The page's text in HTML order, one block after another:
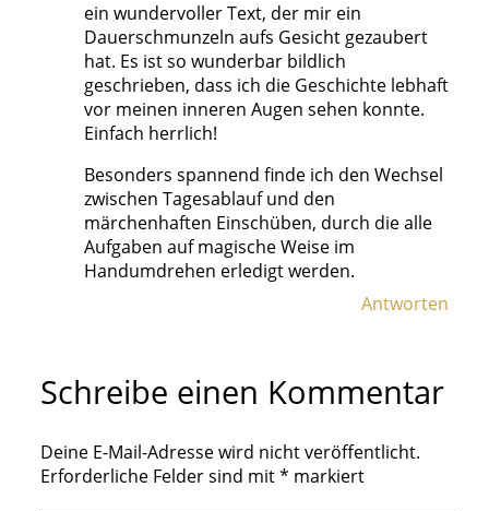
ein wundervoller Text, der mir ein
Dauerschmunzeln aufs Gesicht gezaubert
hat. Es ist so wunderbar bildlich
geschrieben, dass ich die Geschichte lebhaft
vor meinen inneren Augen sehen konnte.
Einfach herrlich!
Besonders spannend finde ich den Wechsel
zwischen Tagesablauf und den
märchenhaften Einschüben, durch die alle
Aufgaben auf magische Weise im
Handumdrehen erledigt werden.
Antworten
Schreibe einen Kommentar
Deine E-Mail-Adresse wird nicht veröffentlicht.
Erforderliche Felder sind mit* markiert